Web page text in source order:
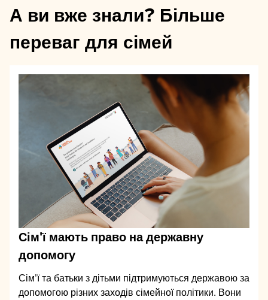
А ви вже знали? Більше
переваг для сімей
Сім'ї мають право на державну
допомогу
Сім'ї та батьки з дітьми підтримуються державою за
допомогою різних заходів сімейної політики. Вони